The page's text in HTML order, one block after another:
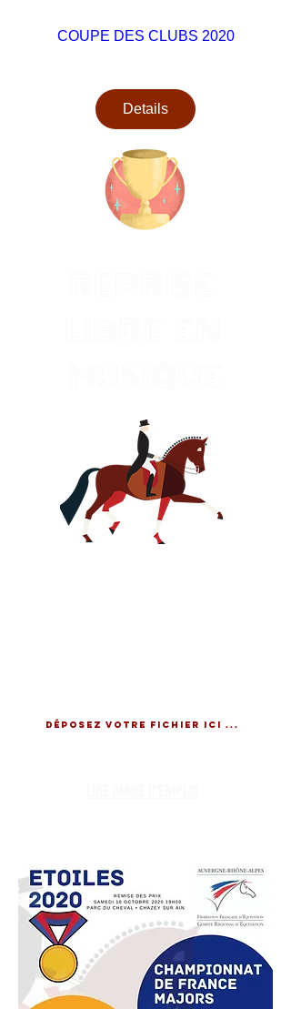
COUPE DES CLUBS 2020
Details
Déposez votre fichier ici ...